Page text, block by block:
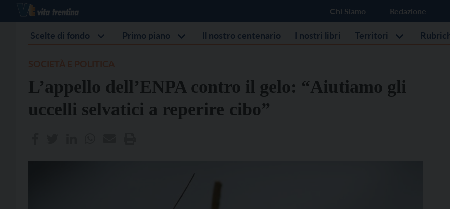
Chi Siamo Redazione
Scelte di fondo Primo piano Il nostro centenario I nostri libri Territori
L’appello dell’ENPA contro il gelo: “Aiutiamo gli
uccelli selvatici a reperire cibo”